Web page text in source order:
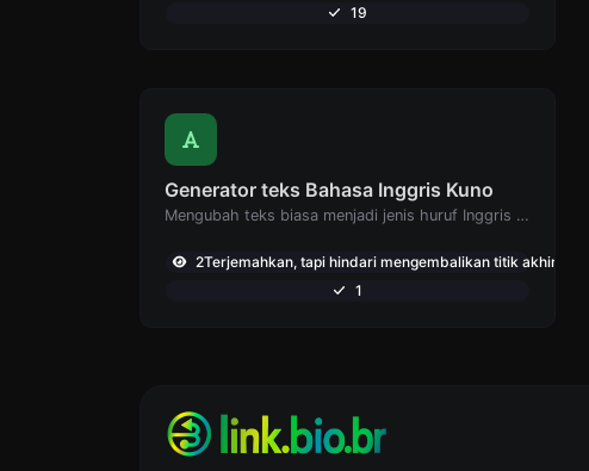
19
Generator teks Bahasa Inggris Kuno
Mengubah teks biasa menjadi jenis huruf Inggris kuno.
2Terjemahkan, tapi hindari mengembalikan titik akhir: ,755
1